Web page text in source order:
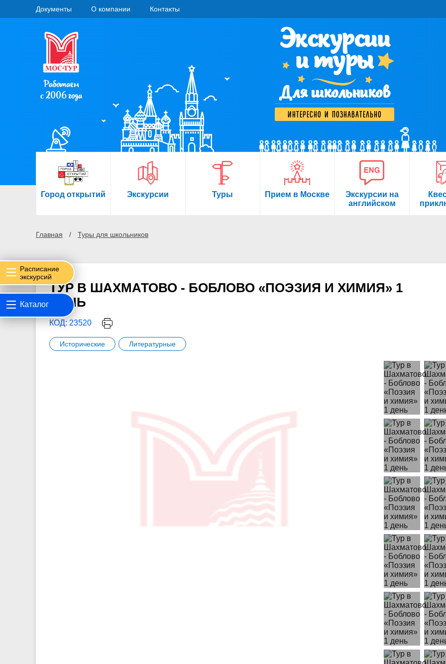
Документы О компании Контакты
Работаем
с 2006 года
Экскурсии
и туры
Для школьников
интересно и познавательно
Город открытий Экскурсии Туры Прием в Москве
Экскурсии на
английском
Главная Туры для школьников
Расписание
экскурсий
Каталог
ТУР В ШАХМАТОВО - БОБЛОВО «ПОЭЗИЯ И ХИМИЯ» 1
ДЕНЬ
КОД: 23520
Исторические Литературные